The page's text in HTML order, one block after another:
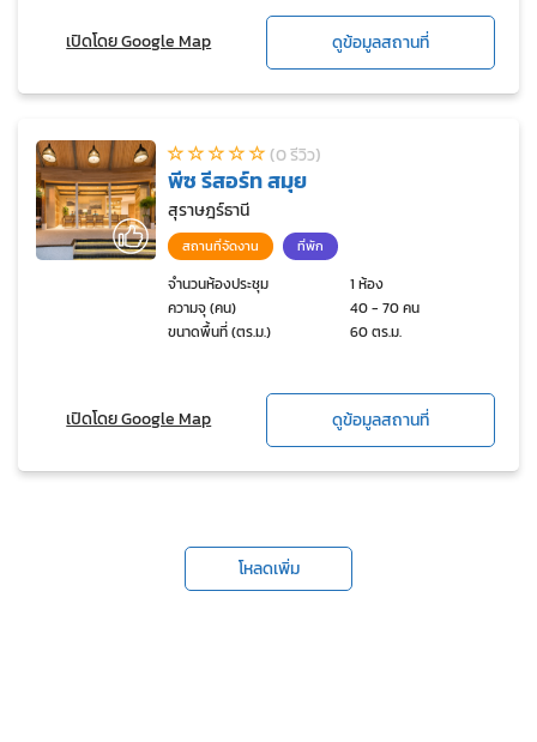
Shopping Mall
เปิดโดย Google Map ดูข้อมูลสถานที่
(0 รีวิว)
พีซ รีสอร์ท สมุย
สุราษฎร์ธานี
สถานที่จัดงาน ที่พัก
จำนวนห้องประชุม
1 ห้อง
ความจุ (คน)
40 - 70 คน
ขนาดพื้นที่ (ตร.ม.)
60 ตร.ม.
เปิดโดย Google Map ดูข้อมูลสถานที่
โหลดเพิ่ม